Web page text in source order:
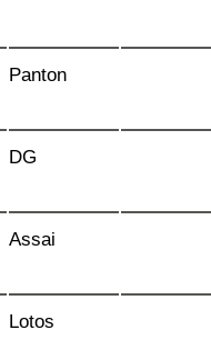
Panton
DG
Assai
Lotos